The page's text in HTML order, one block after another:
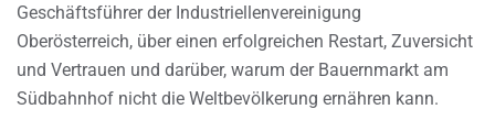
Geschäftsführer der Industriellenvereinigung
Oberösterreich, über einen erfolgreichen Restart, Zuversicht
und Vertrauen und darüber, warum der Bauernmarkt am
Südbahnhof nicht die Weltbevölkerung ernähren kann.